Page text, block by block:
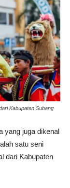
Kabupaten Subang
yang juga dikenal
satu seni
dari Kabupaten